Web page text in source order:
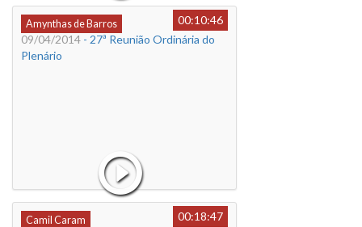
Amynthas de Barros
00:10:46
09/04/2014 - 27ª Reunião Ordinária do
Plenário
Camil Caram
00:18:47